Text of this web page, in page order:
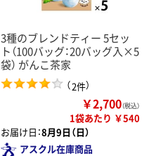
3種のブレンドティー 5セッ
ト（100バッグ：20バッグ入×5
袋） がんこ茶家
（2件）
￥2,700（税込）
1袋あたり ￥540
お届け日：8月9日（日）
アスクル在庫商品